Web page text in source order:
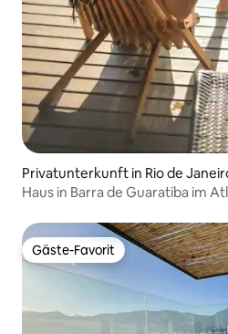
Privatunterkunft in Rio de
Haus in Barra de Guaratiba im
Gäste-Favorit
Gäste-Favorit